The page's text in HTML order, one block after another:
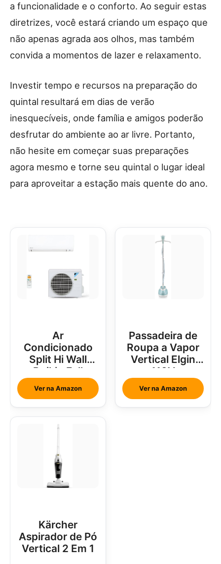
a funcionalidade e o conforto. Ao seguir estas
diretrizes, você estará criando um espaço que
não apenas agrada aos olhos, mas também
convida a momentos de lazer e relaxamento.
Investir tempo e recursos na preparação do
quintal resultará em dias de verão
inesquecíveis, onde família e amigos poderão
desfrutar do ambiente ao ar livre. Portanto,
não hesite em começar suas preparações
agora mesmo e torne seu quintal o lugar ideal
para aproveitar a estação mais quente do ano.
Ar
Condicionado
Split Hi Wall
Daikin Full
Inverter 18000
Btus
Ver na Amazon
Passadeira de
Roupa a Vapor
Vertical Elgin
110V
Ver na Amazon
Kärcher
Aspirador de Pó
Vertical 2 Em 1